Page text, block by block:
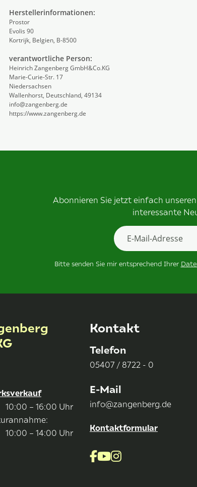
Herstellerinformationen:
Prostor
Evolis 90
Kortrijk, Belgien, B-8500
verantwortliche Person:
Heinrich Zangenberg GmbH&Co.KG
Marie-Curie-Str. 17
Niedersachsen
Wallenhorst, Deutschland, 49134
info@zangenberg.de
https://www.zangenberg.de
Abonnieren Sie jetzt einfach
interessante
Bitte senden Sie mir entsprechend Ihrer
10:00 – 16:00 Uhr
10:00 – 14:00 Uhr
Kontakt
Telefon
05407 / 8722 - 0
E-Mail
info@zangenberg.de
Kontaktformular